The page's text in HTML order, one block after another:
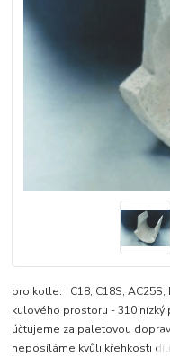
pro kotle: C18, C18S, AC25S,
kulového prostoru - 310 nízký
účtujeme za paletovou
neposíláme kvůli křehkosti